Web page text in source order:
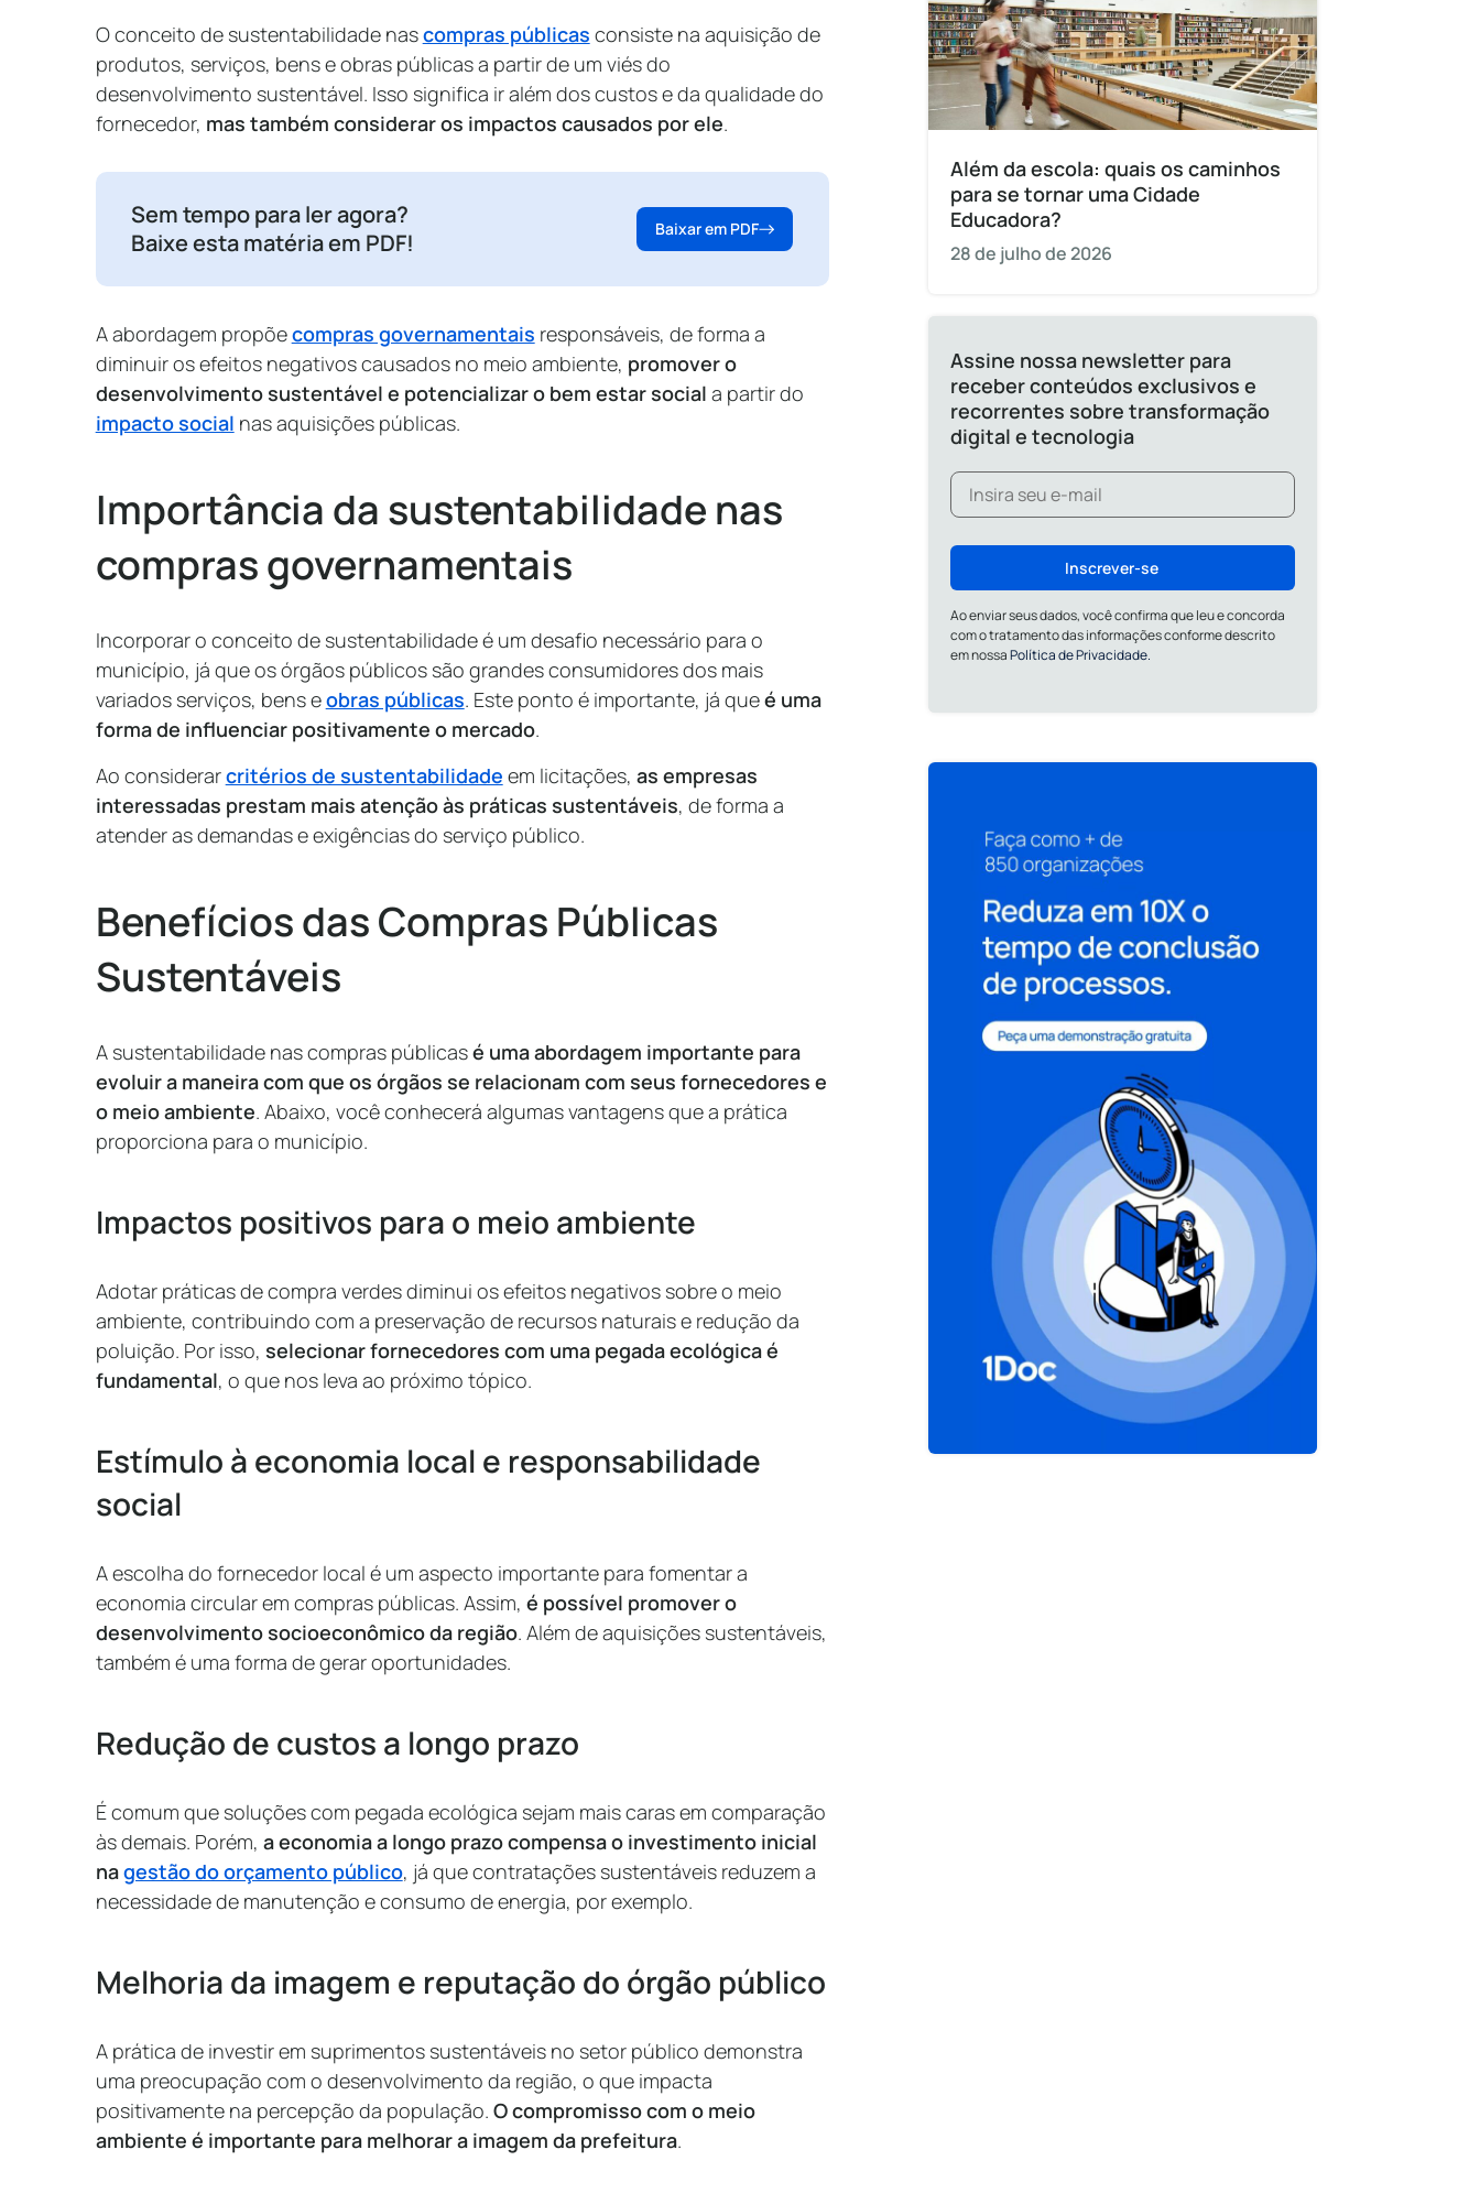
O conceito de sustentabilidade nascompras públicas consiste na aquisição de
produtos, serviços, bens e obras públicas a partir de um viés do
desenvolvimento sustentável. Isso significa ir além dos custos e da qualidade do
fornecedor, mas também considerar os impactos causados por ele.
Sem tempo para ler agora?
Baixe esta matéria em PDF!
Baixar em PDF
A abordagem propõecompras governamentais responsáveis, de forma a
diminuir os efeitos negativos causados no meio ambiente, promover o
desenvolvimento sustentável e potencializar o bem estar social a partir do
impacto social nas aquisições públicas.
Importância da sustentabilidade nas
compras governamentais
Incorporar o conceito de sustentabilidade é um desafio necessário para o
município, já que os órgãos públicos são grandes consumidores dos mais
variados serviços, bens eobras públicas. Este ponto é importante, já queé uma
forma de influenciar positivamente o mercado.
Ao considerarcritérios de sustentabilidade em licitações, as empresas
interessadas prestam mais atenção às práticas sustentáveis, de forma a
atender as demandas e exigências do serviço público.
Benefícios das Compras Públicas
Sustentáveis
A sustentabilidade nas compras públicasé uma abordagem importante para
evoluir a maneira com que os órgãos se relacionam com seus fornecedores e
o meio ambiente. Abaixo, você conhecerá algumas vantagens que a prática
proporciona para o município.
Impactos positivos para o meio ambiente
Adotar práticas de compra verdes diminui os efeitos negativos sobre o meio
ambiente, contribuindo com a preservação de recursos naturais e redução da
poluição. Por isso, selecionar fornecedores com uma pegada ecológica é
fundamental, o que nos leva ao próximo tópico.
Estímulo à economia local e responsabilidade
social
A escolha do fornecedor local é um aspecto importante para fomentar a
economia circular em compras públicas. Assim, é possível promover o
desenvolvimento socioeconômico da região. Além de aquisições sustentáveis,
também é uma forma de gerar oportunidades.
Redução de custos a longo prazo
É comum que soluções com pegada ecológica sejam mais caras em comparação
às demais. Porém, a economia a longo prazo compensa o investimento inicial
nagestão do orçamento público, já que contratações sustentáveis reduzem a
necessidade de manutenção e consumo de energia, por exemplo.
Melhoria da imagem e reputação do órgão público
A prática de investir em suprimentos sustentáveis no setor público demonstra
uma preocupação com o desenvolvimento da região, o que impacta
positivamente na percepção da população. O compromisso com o meio
ambiente é importante para melhorar a imagem da prefeitura.
Além da escola: quais os caminhos
para se tornar uma Cidade
Educadora?
28 de julho de 2026
Assine nossa newsletter para
receber conteúdos exclusivos e
recorrentes sobre transformação
digital e tecnologia
Inscrever-se
Ao enviar seus dados, você confirma que leu e concorda
com o tratamento das informações conforme descrito
em nossaPolítica de Privacidade.